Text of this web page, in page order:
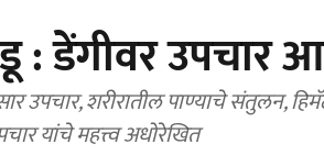
: डेंगीवर उपचार
उपचार, शरीरातील पाण्याचे संतुलन,
यांचे महत्त्व अधोरेखित